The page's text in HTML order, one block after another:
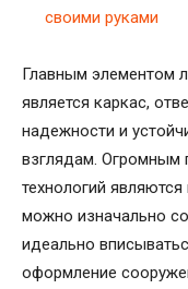
своими руками
Главным элементом
является каркас,
надежности и
взглядам. Огромным
технологий
можно изначально
идеально
оформление